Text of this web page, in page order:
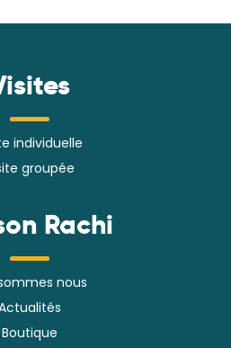
individuelle
groupée
Rachi
nous
Boutique